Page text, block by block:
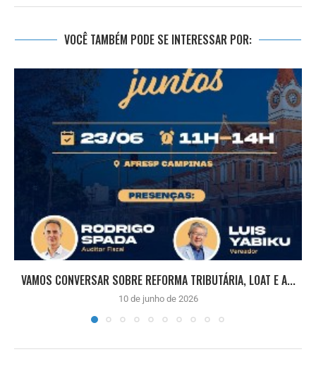
VOCÊ TAMBÉM PODE SE INTERESSAR POR:
VAMOS CONVERSAR SOBRE REFORMA TRIBUTÁRIA, LOAT E A...
10 de junho de 2026